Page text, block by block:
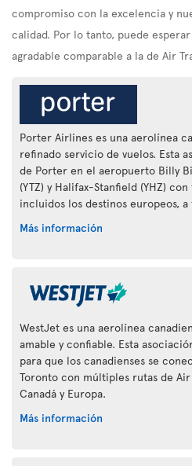
compromiso con la excelencia y
calidad. Por lo tanto, puede
agradable comparable a la de Air
Porter Airlines es una aerolínea
refinado servicio de vuelos. Esta
de Porter en el aeropuerto Billy
(YTZ) y Halifax-Stanfield (YHZ)
incluidos los destinos europeos,
Más información
WestJet es una aerolínea
amable y confiable. Esta
para que los canadienses se
Toronto con múltiples rutas de Air
Canadá y Europa.
Más información